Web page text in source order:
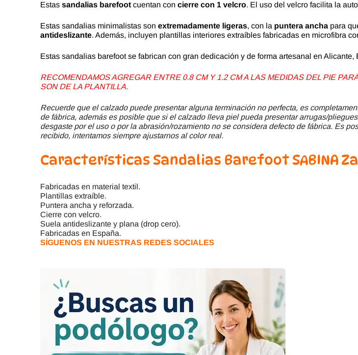
Estas sandalias barefoot cuentan con cierre con 1 velcro. El uso del velcro facilita la
Estas sandalias minimalistas son extremadamente ligeras, con la puntera ancha para
antideslizante. Además, incluyen plantillas interiores extraíbles fabricadas en microfibra
Estas sandalias barefoot se fabrican con gran dedicación y de forma artesanal en Alicante,
RECOMENDAMOS AGREGAR ENTRE 0.8 CM Y 1.2 CM A LAS MEDIDAS DEL PIE
SON DE LA PLANTILLA.
Recuerde que el calzado puede presentar alguna terminación no perfecta, es
de fábrica, además es posible que si el calzado lleva piel pueda presentar arrugas/
desgaste por el uso o por la abrasión/rozamiento no se considera defecto de fábrica. Es
recibido, intentamos siempre ajustarnos al color real.
Características Sandalias Barefoot SABINA
Fabricadas en material textil.
Plantillas extraíble.
Puntera ancha y reforzada.
Cierre con velcro.
Suela antideslizante y plana (drop cero).
Fabricadas en España.
SÍGUENOS EN NUESTRAS REDES SOCIALES